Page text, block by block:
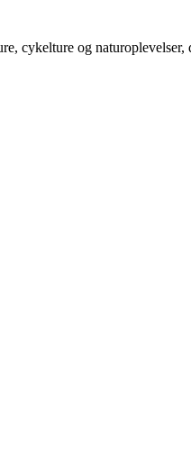
cykelture og